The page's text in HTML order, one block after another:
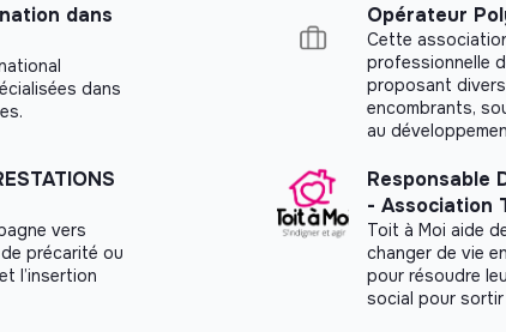
dans
dans
Opérateur
Cette
professionnelle
proposant
encombrants,
au
vers
précarité ou
l’insertion
Responsable
- Association
Toit à Moi aide
changer de vie
pour résoudre
social pour sortir